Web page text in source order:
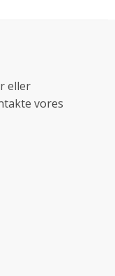
eller
vores